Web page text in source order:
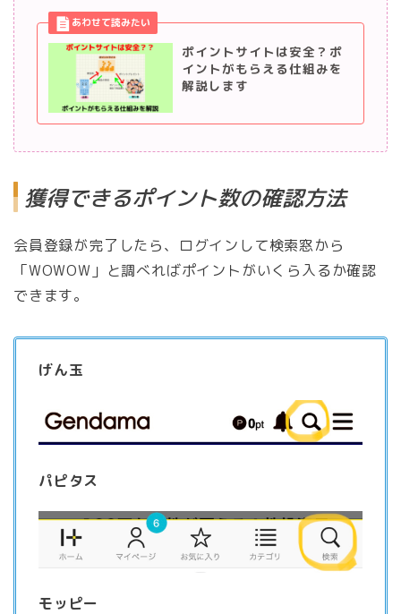
ポイントサイトは安全？ポ
イントがもらえる仕組みを
解説します
獲得できるポイント数の確認方法
会員登録が完了したら、ログインして検索窓から
「WOWOW」と調べればポイントがいくら入るか確認
できます。
げん玉
パピタス
モッピー